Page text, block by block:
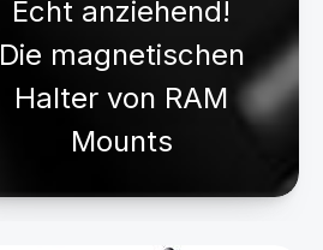
Echt anziehend!
Die magnetischen
Halter von RAM
Mounts